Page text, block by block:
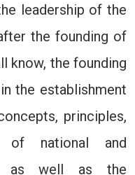
leadership of the
the founding of
know, the founding
the establishment
principles,
of national and
as well as the